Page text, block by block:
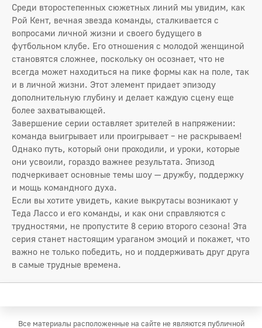
Среди второстепенных сюжетных линий мы увидим, как
Рой Кент, вечная звезда команды, сталкивается с
вопросами личной жизни и своего будущего в
футбольном клубе. Его отношения с молодой женщиной
становятся сложнее, поскольку он осознает, что не
всегда может находиться на пике формы как на поле, так
и в личной жизни. Этот элемент придает эпизоду
дополнительную глубину и делает каждую сцену еще
более захватывающей.
Завершение серии оставляет зрителей в напряжении:
команда выигрывает или проигрывает – не раскрываем!
Однако путь, который они проходили, и уроки, которые
они усвоили, гораздо важнее результата. Эпизод
подчеркивает основные темы шоу — дружбу, поддержку
и мощь командного духа.
Если вы хотите увидеть, какие выкрутасы возникают у
Теда Лассо и его команды, и как они справляются с
трудностями, не пропустите 8 серию второго сезона! Эта
серия станет настоящим ураганом эмоций и покажет, что
важно не только победить, но и поддерживать друг друга
в самые трудные времена.
Все материалы расположенные на сайте не являются публичной